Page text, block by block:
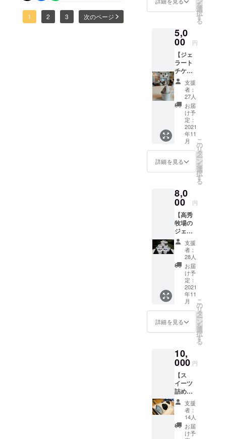
す。千葉店は、生まれたて
の子牛のように。だんだん
ビビり気味、、ですが、だ
るためまだジェラートは運
べませんが、どこに何をし
1 2 3 次のページ
国。
2016年、26
歳で「高秀
牧場ミルク
工房」設
立。飲食営
業、ジェ
ラート製造
を開始し、
高秀牧場の
加工部門を
牧場経営か
ら切り離
し、個人事
業主として
2019年、菓
子製造業取
高秀牧場の
良質でこだ
わった生乳
から商品づ
くりをし、
ブランド力
向上と発信
を続ける。
式会社牛か
うVaca設
立。代表取
締役就任。
気持ちを新
たに、日本
の酪農、農
業の価値向
届いた
しま
場店で
も千葉
の新店
舗でも
使用可
有効期
限：
2022年
3月1日
～8月31
を
選
択
す
る
5,0
00 円
【ジェ
ラート
チケッ
ト5枚】
お好き
なジェ
ラート5
個と交
換でき
るチ
ケット
をお届
けいた
しま
す。 サ
イズや
バーは
問いま
せん。
有効期
限：
2022年
3月1日
～2022
年8月31
日
支援
者：
27人
お届
け予
定：
2021
年11
月
詳細を見る
こ
の
リ
タ
ー
ン
を
選
択
す
る
8,0
00 円
【高秀
牧場の
ジェ
ラート
詰め合
わせ】
8種類の
ジェ
ラート
を詰め
合わせ
にして
お届け
しま
す。 高
秀牧場
番のフ
レー
バー
（ミル
ク、
チョコ
レート
など）
はもち
ろん、
季節に
支援
者：
28人
お届
け予
定：
2021
年11
月
詳細を見る
こ
の
リ
タ
ー
ン
を
選
択
す
る
10,
000 円
【ス
イーツ
詰め合
わせ】
牧場で
パティ
シエが
手造り
支援
者：
14人
お届
け予